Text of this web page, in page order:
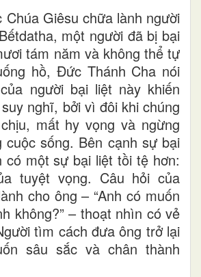
Chúa Giêsu chữa lành người
một người đã bị bại
tám năm và không thể tự
hồ, Đức Thánh Cha nói
người bại liệt này khiến
nghĩ, bởi vì đôi khi chúng
mất hy vọng và ngừng
cuộc sống. Bên cạnh sự bại
có một sự bại liệt tồi tệ hơn:
tuyệt vọng. Câu hỏi của
cho ông – “Anh có muốn
không?” – thoạt nhìn có vẻ
tìm cách đưa ông trở lại
sâu sắc và chân thành